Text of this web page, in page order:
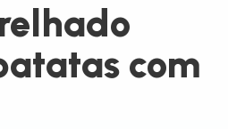
com